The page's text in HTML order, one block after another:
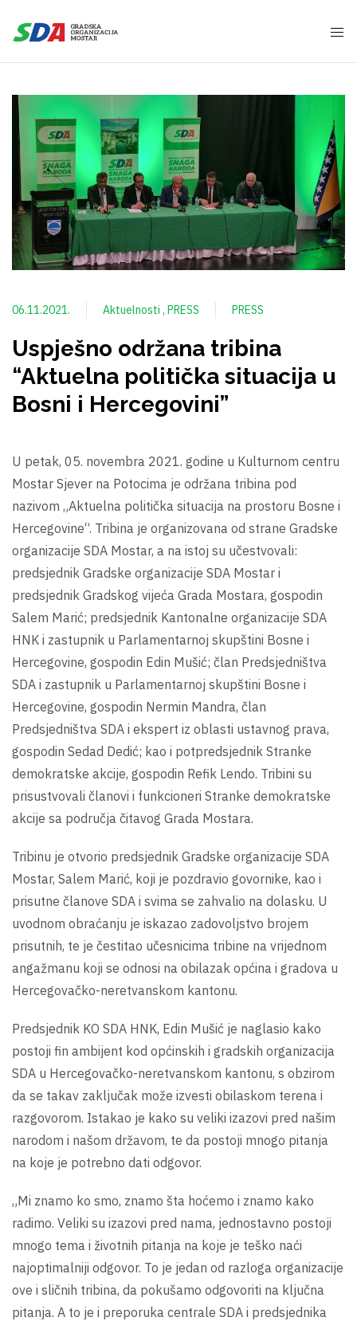
06.11.2021. Aktuelnosti PRESS PRESS
Uspješno održana tribina
“Aktuelna politička situacija u
Bosni i Hercegovini”
U petak, 05. novembra 2021. godine u Kulturnom centru
Mostar Sjever na Potocima je održana tribina pod
nazivom „Aktuelna politička situacija na prostoru Bosne i
Hercegovine“. Tribina je organizovana od strane Gradske
organizacije SDA Mostar, a na istoj su učestvovali:
predsjednik Gradske organizacije SDA Mostar i
predsjednik Gradskog vijeća Grada Mostara, gospodin
Salem Marić; predsjednik Kantonalne organizacije SDA
HNK i zastupnik u Parlamentarnoj skupštini Bosne i
Hercegovine, gospodin Edin Mušić; član Predsjedništva
SDA i zastupnik u Parlamentarnoj skupštini Bosne i
Hercegovine, gospodin Nermin Mandra, član
Predsjedništva SDA i ekspert iz oblasti ustavnog prava,
gospodin Sedad Dedić; kao i potpredsjednik Stranke
demokratske akcije, gospodin Refik Lendo. Tribini su
prisustvovali članovi i funkcioneri Stranke demokratske
akcije sa područja čitavog Grada Mostara.
Tribinu je otvorio predsjednik Gradske organizacije SDA
Mostar, Salem Marić, koji je pozdravio govornike, kao i
prisutne članove SDA i svima se zahvalio na dolasku. U
uvodnom obraćanju je iskazao zadovoljstvo brojem
prisutnih, te je čestitao učesnicima tribine na vrijednom
angažmanu koji se odnosi na obilazak općina i gradova u
Hercegovačko-neretvanskom kantonu.
Predsjednik KO SDA HNK, Edin Mušić je naglasio kako
postoji fin ambijent kod općinskih i gradskih organizacija
SDA u Hercegovačko-neretvanskom kantonu, s obzirom
da se takav zaključak može izvesti obilaskom terena i
razgovorom. Istakao je kako su veliki izazovi pred našim
narodom i našom državom, te da postoji mnogo pitanja
na koje je potrebno dati odgovor.
„Mi znamo ko smo, znamo šta hoćemo i znamo kako
radimo. Veliki su izazovi pred nama, jednostavno postoji
mnogo tema i životnih pitanja na koje je teško naći
najoptimalniji odgovor. To je jedan od razloga organizacije
ove i sličnih tribina, da pokušamo odgovoriti na ključna
pitanja. A to je i preporuka centrale SDA i predsjednika